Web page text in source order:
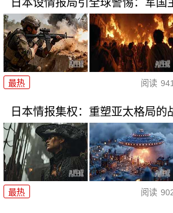
日本设情报局引全球警惕：军国
最热 阅读
日本情报集权：重塑亚太格局的
最热 阅读